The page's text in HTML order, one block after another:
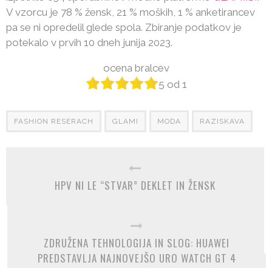
V vzorcu je 78 % žensk, 21 % moških, 1 % anketirancev
pa se ni opredelil glede spola. Zbiranje podatkov je
potekalo v prvih 10 dneh junija 2023.
ocena bralcev
5 od 1
FASHION RESERACH GLAMI MODA RAZISKAVA
HPV NI LE “STVAR” DEKLET IN ŽENSK
ZDRUŽENA TEHNOLOGIJA IN SLOG: HUAWEI
PREDSTAVLJA NAJNOVEJŠO URO WATCH GT 4